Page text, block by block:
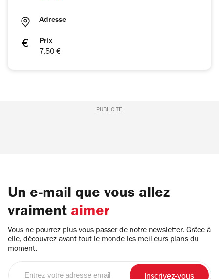
Adresse
Prix
7,50 €
PUBLICITÉ
Un e-mail que vous allez
vraiment aimer
Vous ne pourrez plus vous passer de notre newsletter. Grâce à
elle, découvrez avant tout le monde les meilleurs plans du
moment.